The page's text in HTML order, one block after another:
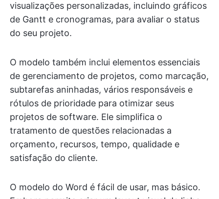
visualizações personalizadas, incluindo gráficos
de Gantt e cronogramas, para avaliar o status
do seu projeto.
O modelo também inclui elementos essenciais
de gerenciamento de projetos, como marcação,
subtarefas aninhadas, vários responsáveis e
rótulos de prioridade para otimizar seus
projetos de software. Ele simplifica o
tratamento de questões relacionadas a
orçamento, recursos, tempo, qualidade e
satisfação do cliente.
O modelo do Word é fácil de usar, mas básico.